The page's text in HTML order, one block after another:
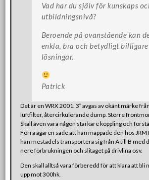
Vad har du själv för kunskaps
utbildningsnivå?
Beroende på ovanstående kan
enkla, bra och betydligt billigare
lösningar.
Patrick
Det är en WRX 2001. 3″ avgas av okänt märke
luftfilter, återcirkulerande dump. Större
Skall även vara någon starkare koppling och
Förra ägaren sade att han mappade den hos JRM
han mestadels transportera sig från A till B med
nere förbrukningen och slitaget på drivlina osv.
Den skall alltså vara förberedd för att klara att bli
upp mot 300hk.